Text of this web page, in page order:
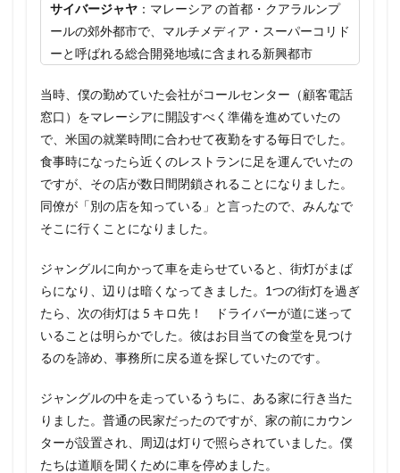
サイバージャヤ ：マレーシア の首都・クアラルンプ
ールの郊外都市で、マルチメディア・スーパーコリド
ーと呼ばれる総合開発地域に含まれる新興都市
当時、僕の勤めていた会社がコールセンター（顧客電話
窓口）をマレーシアに開設すべく準備を進めていたの
で、米国の就業時間に合わせて夜勤をする毎日でした。
食事時になったら近くのレストランに足を運んでいたの
ですが、その店が数日間閉鎖されることになりました。
同僚が「別の店を知っている」と言ったので、みんなで
そこに行くことになりました。
ジャングルに向かって車を走らせていると、街灯がまば
らになり、辺りは暗くなってきました。1つの街灯を過ぎ
たら、次の街灯は 5 キロ先！ ドライバーが道に迷って
いることは明らかでした。彼はお目当ての食堂を見つけ
るのを諦め、事務所に戻る道を探していたのです。
ジャングルの中を走っているうちに、ある家に行き当た
りました。普通の民家だったのですが、家の前にカウン
ターが設置され、周辺は灯りで照らされていました。僕
たちは道順を聞くために車を停めました。